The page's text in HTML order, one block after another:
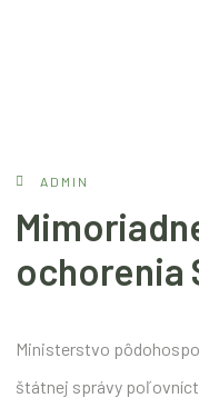
ADMIN
ochorenia
Ministerstvo
štátnej správy